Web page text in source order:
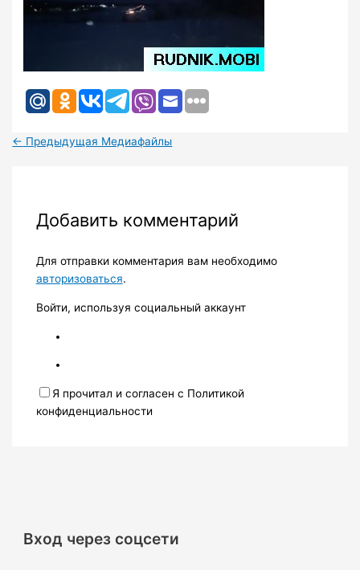
← Предыдущая Медиафайлы
Добавить комментарий
Для отправки комментария вам необходимо
авторизоваться.
Войти, используя социальный аккаунт
Я прочитал и согласен с Политикой
конфиденциальности
Вход через соцсети